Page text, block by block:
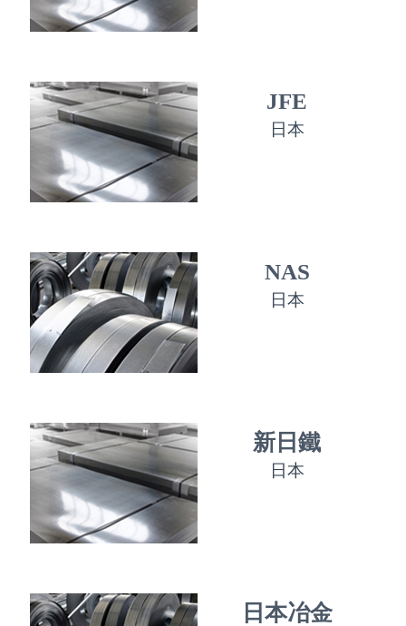
JFE
日本
NAS
日本
新日鐵
日本
日本冶金